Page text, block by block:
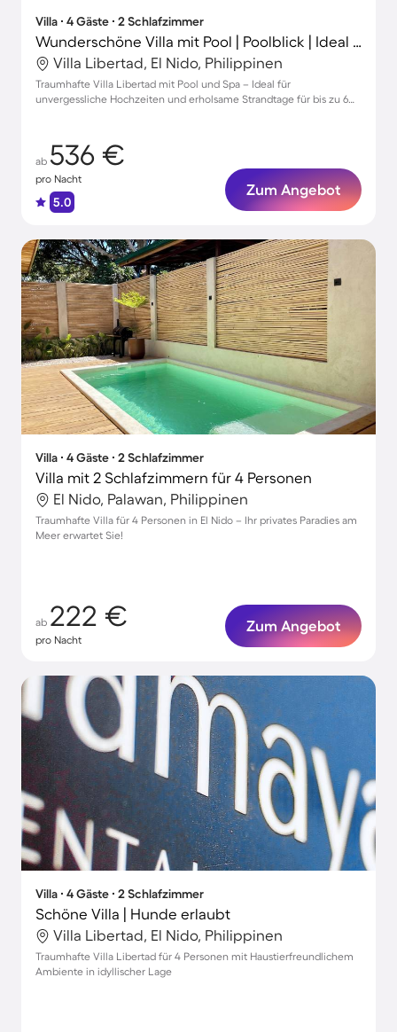
Villa ∙ 4 Gäste ∙ 2 Schlafzimmer
Wunderschöne Villa mit Pool | Poolblick | Ideal für Homeoffice
Villa Libertad, El Nido, Philippinen
Traumhafte Villa Libertad mit Pool und Spa – Ideal für
unvergessliche Hochzeiten und erholsame Strandtage für bis zu 6
ab 536 €
pro Nacht
5.0
Zum Angebot
Villa ∙ 4 Gäste ∙ 2 Schlafzimmer
Villa mit 2 Schlafzimmern für 4 Personen
El Nido, Palawan, Philippinen
Traumhafte Villa für 4 Personen in El Nido – Ihr privates Paradies am
Meer erwartet Sie!
ab 222 €
pro Nacht
Zum Angebot
Villa ∙ 4 Gäste ∙ 2 Schlafzimmer
Schöne Villa | Hunde erlaubt
Villa Libertad, El Nido, Philippinen
Traumhafte Villa Libertad für 4 Personen mit Haustierfreundlichem
Ambiente in idyllischer Lage